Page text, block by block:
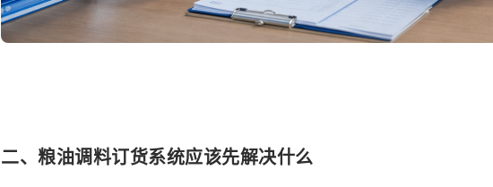
二、粮油调料订货系统应该先解决什么